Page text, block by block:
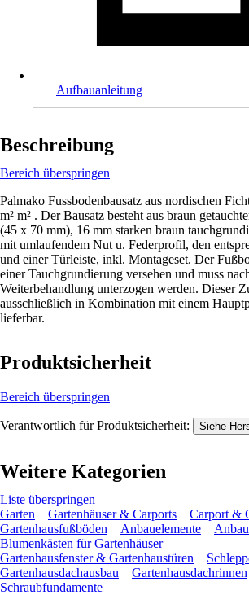
Aufbauanleitung
Beschreibung
Bereich überspringen
Palmako Fussbodenbausatz aus nordischen
m² m² . Der Bausatz besteht aus braun
(45 x 70 mm), 16 mm starken braun
mit umlaufendem Nut u. Federprofil, den
und einer Türleiste, inkl. Montageset. Der
einer Tauchgrundierung versehen und muss
Weiterbehandlung unterzogen werden. Dieser
ausschließlich in Kombination mit einem
lieferbar.
Produktsicherheit
Bereich überspringen
Verantwortlich für Produktsicherheit: Siehe
Weitere Kategorien
Liste überspringen
Garten
Gartenhäuser & Carports
Carport &
Gartenhausfußböden
Anbauelemente
Blumenkästen für Gartenhäuser
Gartenhausfenster & Gartenhaustüren
Gartenhausdachausbau
Gartenhausdachrinnen
Schraubfundamente